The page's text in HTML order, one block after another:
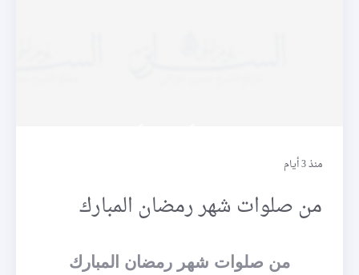
منذ 3 أيام
من صلوات شهر رمضان المبارك
من صلوات شهر رمضان المبارك